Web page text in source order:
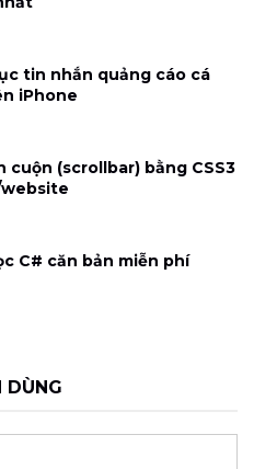
tin nhắn quảng cáo cá
iPhone
cuộn (scrollbar) bằng CSS3
C# căn bản miễn phí
DÙNG